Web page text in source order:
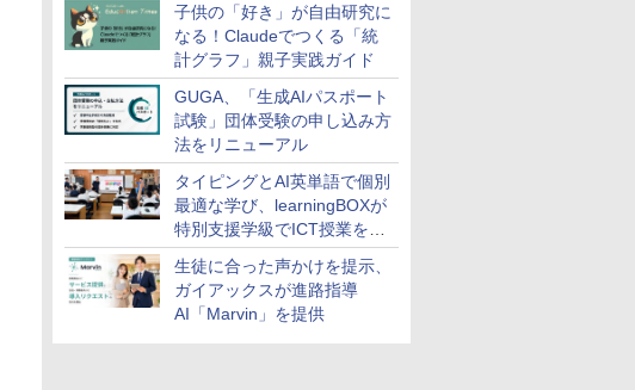
子供の「好き」が自由研究に
なる！Claudeでつくる「統
計グラフ」親子実践ガイド
GUGA、「生成AIパスポート
試験」団体受験の申し込み方
法をリニューアル
タイピングとAI英単語で個別
最適な学び、learningBOXが
特別支援学級でICT授業を実
施
生徒に合った声かけを提示、
ガイアックスが進路指導
AI「Marvin」を提供